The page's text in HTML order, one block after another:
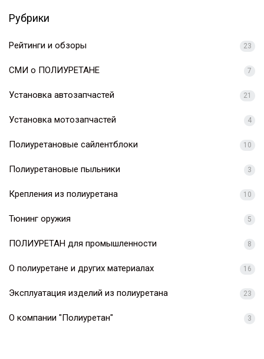
Рубрики
Рейтинги и обзоры 23
СМИ о ПОЛИУРЕТАНЕ 7
Установка автозапчастей 21
Установка мотозапчастей 4
Полиуретановые сайлентблоки 10
Полиуретановые пыльники 3
Крепления из полиуретана 10
Тюнинг оружия 5
ПОЛИУРЕТАН для промышленности 8
О полиуретане и других материалах 16
Эксплуатация изделий из полиуретана 23
О компании "Полиуретан" 3